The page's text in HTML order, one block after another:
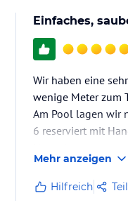
Einfaches,
Wir haben eine
wenige Meter zum
Am Pool lagen wir
6 reserviert mit
in den Pool, und
Mehr anzeigen
Hilfreich